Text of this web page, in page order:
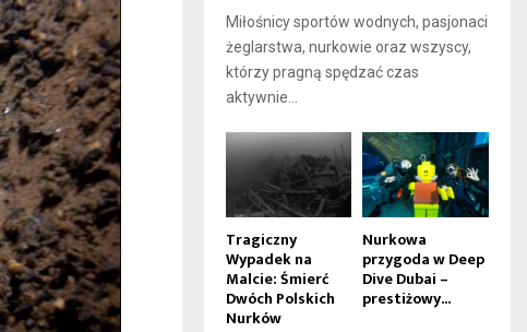
Miłośnicy sportów wodnych, pasjonaci
żeglarstwa, nurkowie oraz wszyscy,
którzy pragną spędzać czas
aktywnie...
Tragiczny
Wypadek na
Malcie: Śmierć
Dwóch Polskich
Nurków
Nurkowa
przygoda w Deep
Dive Dubai –
prestiżowy...